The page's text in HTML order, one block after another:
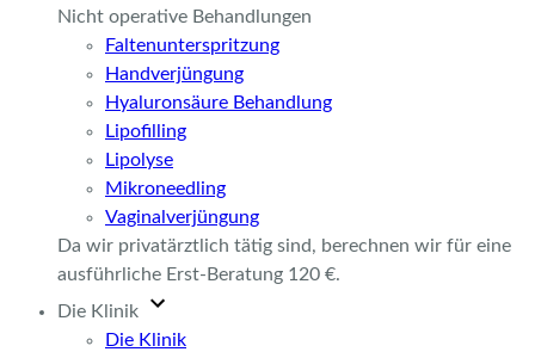
Nicht operative Behandlungen
Faltenunterspritzung
Handverjüngung
Hyaluronsäure Behandlung
Lipofilling
Lipolyse
Mikroneedling
Vaginalverjüngung
Da wir privatärztlich tätig sind, berechnen wir für eine
ausführliche Erst-Beratung 120 €.
Die Klinik
Die Klinik